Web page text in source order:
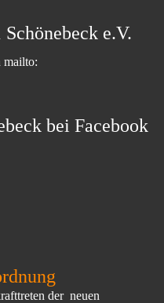
e.V.
mailto:
bei Facebook
der neuen